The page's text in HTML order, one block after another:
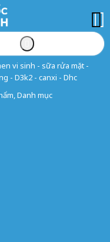
vi sinh - sữa rửa mặt -
- D3k2 - canxi - Dhc
Danh mục